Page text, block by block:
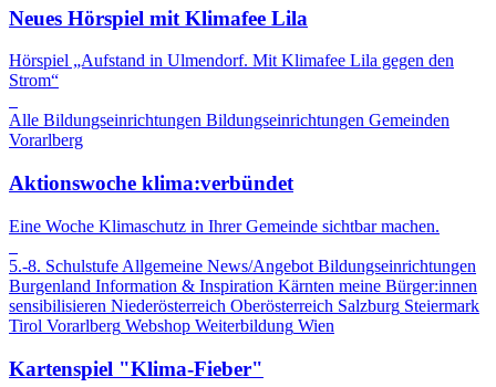
Neues Hörspiel mit Klimafee Lila
Hörspiel „Aufstand in Ulmendorf. Mit Klimafee Lila gegen den
Strom“
Alle Bildungseinrichtungen Bildungseinrichtungen Gemeinden
Vorarlberg
Aktionswoche klima:verbündet
Eine Woche Klimaschutz in Ihrer Gemeinde sichtbar machen.
5.-8. Schulstufe Allgemeine News/Angebot Bildungseinrichtungen
Burgenland Information & Inspiration Kärnten meine Bürger:innen
sensibilisieren Niederösterreich Oberösterreich Salzburg Steiermark
Tirol Vorarlberg Webshop Weiterbildung Wien
Kartenspiel "Klima-Fieber"